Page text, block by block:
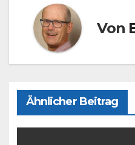
Von
Ähnlicher Beitrag